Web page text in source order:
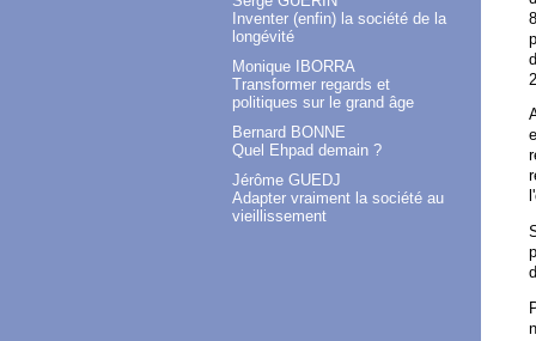
Inventer (enfin) la société de la
longévité
Monique IBORRA
Transformer regards et
politiques sur le grand âge
Bernard BONNE
Quel Ehpad demain ?
Jérôme GUEDJ
Adapter vraiment la société au
vieillissement